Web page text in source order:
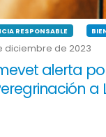
RESPONSABLE
diciembre de 2023
alerta
a